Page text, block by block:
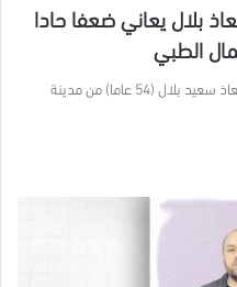
بلال يعاني ضعفا حادا
الطبي
أكد مكتب إعلام الأسرى أن الأسير المؤبد معاذ سعيد بلال (54 عاما) من مدينة